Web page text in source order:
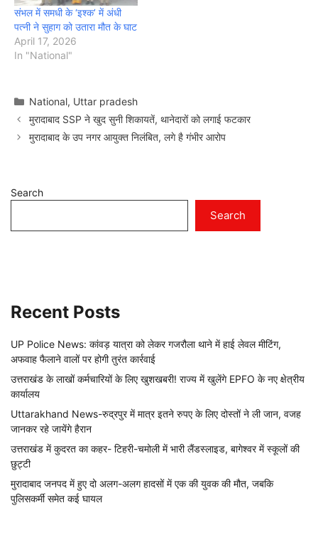
संभल में समधी के ‘इश्क’ में अंधी
पत्नी ने सुहाग को उतारा मौत के घाट
April 17, 2026
In "National"
Categories
National, Uttar pradesh
मुरादाबाद SSP ने खुद सुनी शिकायतें, थानेदारों को लगाई फटकार
मुरादाबाद के उप नगर आयुक्त निलंबित, लगे है गंभीर आरोप
Search
Search
Recent Posts
UP Police News: कांवड़ यात्रा को लेकर गजरौला थाने में हाई लेवल मीटिंग,
अफवाह फैलाने वालों पर होगी तुरंत कार्रवाई
उत्तराखंड के लाखों कर्मचारियों के लिए खुशखबरी! राज्य में खुलेंगे EPFO के नए क्षेत्रीय
कार्यालय
Uttarakhand News-रुद्रपुर में मात्र इतने रुपए के लिए दोस्तों ने ली जान, वजह
जानकर रहे जायेंगे हैरान
उत्तराखंड में कुदरत का कहर- टिहरी-चमोली में भारी लैंडस्लाइड, बागेश्वर में स्कूलों की
छुट्टी
मुरादाबाद जनपद में हुए दो अलग-अलग हादसों में एक की युवक की मौत, जबकि
पुलिसकर्मी समेत कई घायल